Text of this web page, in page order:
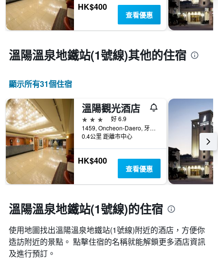
HK$400
查看優惠
溫陽溫泉地鐵站(1號線)​其他的住宿
顯示所有31​個住宿
溫陽觀光酒店
3星級
好 6.9
1459, Oncheon-Daero, 牙山, 韓國
0.4公里 距離市中心
HK$400
查看優惠
溫陽溫泉地鐵站(1號線)的住宿
使用地圖找出溫陽溫泉地鐵站(1號線)​附近的酒店，方便你
造訪附近的景點。 點擊住宿的名稱就能解鎖更多酒店資訊
及進行預訂。